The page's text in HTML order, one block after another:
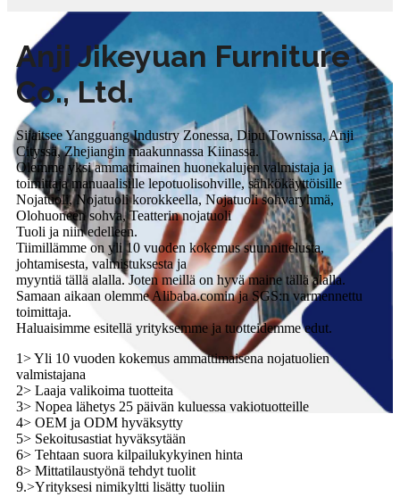
Anji Jikeyuan Furniture
Co., Ltd.
Sijaitsee Yangguang Industry Zonessa, Dipu Townissa, Anji
Cityssä, Zhejiangin maakunnassa Kiinassa.
Olemme yksi ammattimainen huonekalujen valmistaja ja
toimittaja manuaalisille lepotuolisohville, sähkökäyttöisille
Nojatuoli, Nojatuoli korokkeella, Nojatuoli sohvaryhmä,
Olohuoneen sohva, Teatterin nojatuoli
Tuoli ja niin edelleen.
Tiimillämme on yli 10 vuoden kokemus suunnittelusta,
johtamisesta, valmistuksesta ja
myyntiä tällä alalla. Joten meillä on hyvä maine tällä alalla.
Samaan aikaan olemme Alibaba.comin ja SGS:n varmennettu
toimittaja.
Haluaisimme esitellä yrityksemme ja tuotteidemme edut.
1> Yli 10 vuoden kokemus ammattimaisena nojatuolien
valmistajana
2> Laaja valikoima tuotteita
3> Nopea lähetys 25 päivän kuluessa vakiotuotteille
4> OEM ja ODM hyväksytty
5> Sekoitusastiat hyväksytään
6> Tehtaan suora kilpailukykyinen hinta
8> Mittatilaustyönä tehdyt tuolit
9.>Yrityksesi nimikyltti lisätty tuoliin